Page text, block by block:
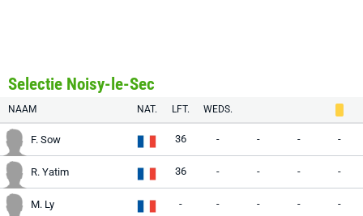
Selectie Noisy-le-Sec
NAAM NAT. LFT. WEDS.
F. Sow 36 - - - -
R. Yatim 36 - - - -
M. Ly - - - - -